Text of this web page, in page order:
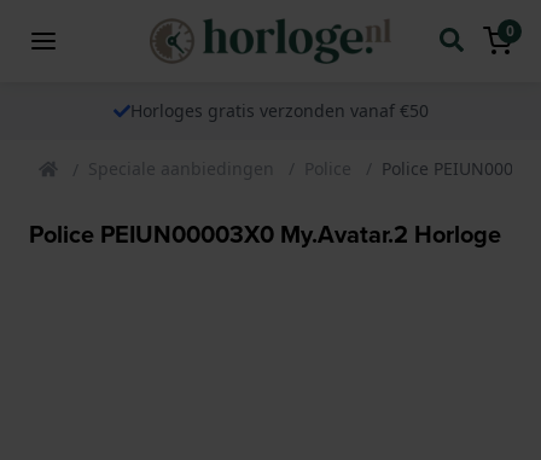
0
Horloges gratis verzonden vanaf €50
Speciale aanbiedingen Police Police
Police PEIUN00003X0 My.Avatar.2 Horloge